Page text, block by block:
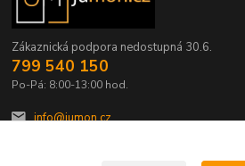
Zákaznická podpora nedostupná 30.6.
799 540 150
Po-Pá: 8:00-13:00 hod.
info@jumon.cz